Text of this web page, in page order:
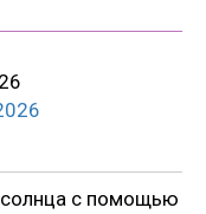
солнца с помощью